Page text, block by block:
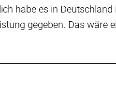
habe es in Deutschland
gegeben. Das wäre